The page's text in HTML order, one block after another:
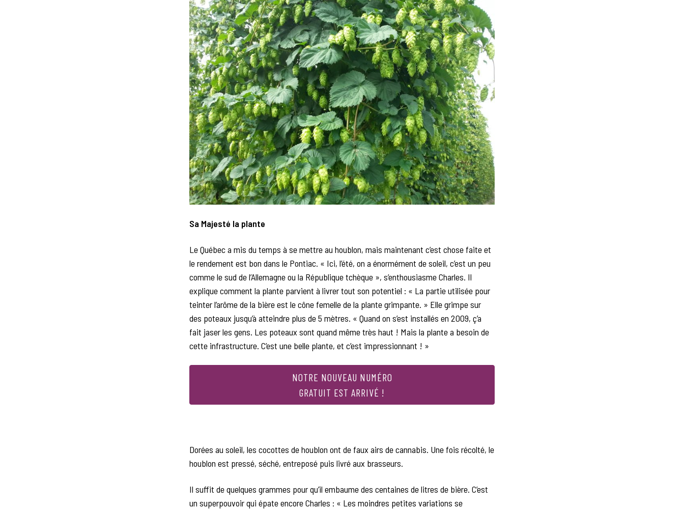
Sa Majesté la plante
Le Québec a mis du temps à se mettre au houblon, mais maintenant c’est chose faite et
le rendement est bon dans le Pontiac. « Ici, l’été, on a énormément de soleil, c’est un peu
comme le sud de l’Allemagne ou la République tchèque », s’enthousiasme Charles. Il
explique comment la plante parvient à livrer tout son potentiel : « La partie utilisée pour
teinter l’arôme de la bière est le cône femelle de la plante grimpante. » Elle grimpe sur
des poteaux jusqu’à atteindre plus de 5 mètres. « Quand on s’est installés en 2009, ç’a
fait jaser les gens. Les poteaux sont quand même très haut ! Mais la plante a besoin de
cette infrastructure. C’est une belle plante, et c’est impressionnant ! »
NOTRE NOUVEAU NUMÉRO
GRATUIT EST ARRIVÉ !
Dorées au soleil, les cocottes de houblon ont de faux airs de cannabis. Une fois récolté, le
houblon est pressé, séché, entreposé puis livré aux brasseurs.
Il suffit de quelques grammes pour qu’il embaume des centaines de litres de bière. C’est
un superpouvoir qui épate encore Charles : « Les moindres petites variations se